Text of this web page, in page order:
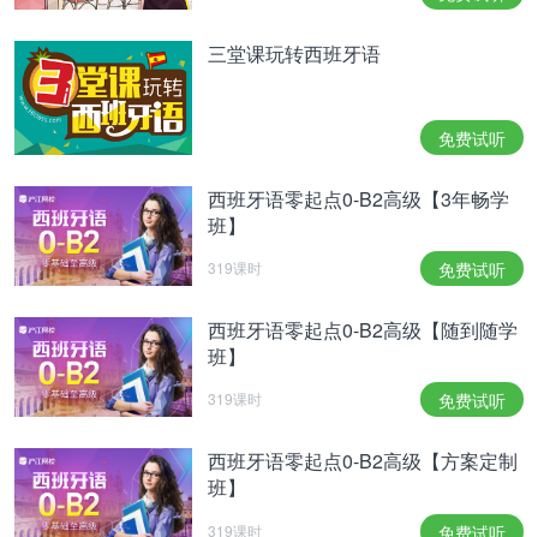
三堂课玩转西班牙语
免费试听
西班牙语零起点0-B2高级【3年畅学
班】
319课时 免费试听
西班牙语零起点0-B2高级【随到随学
班】
319课时 免费试听
西班牙语零起点0-B2高级【方案定制
班】
319课时 免费试听